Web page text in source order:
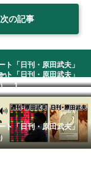
次の記事
「日刊・原田武夫」
）「日刊・原田武夫」
） 1...
ト「日刊・原田武夫」